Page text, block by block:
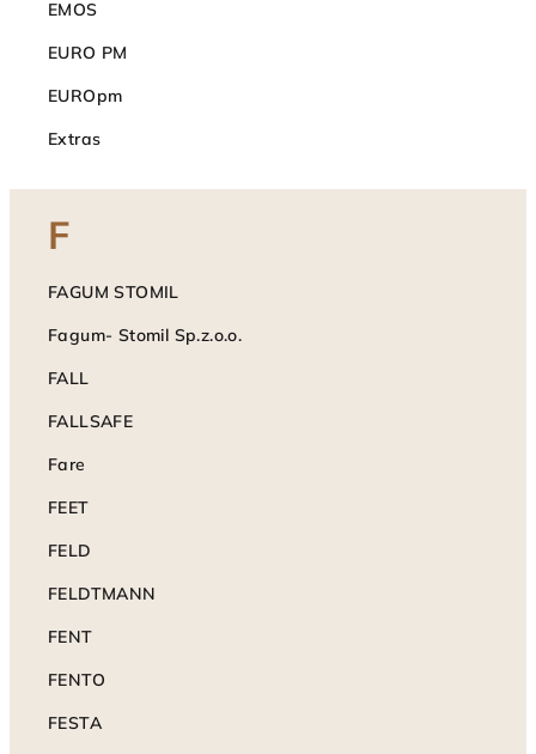
EMOS
EURO PM
EUROpm
Extras
F
FAGUM STOMIL
Fagum- Stomil Sp.z.o.o.
FALL
FALLSAFE
Fare
FEET
FELD
FELDTMANN
FENT
FENTO
FESTA